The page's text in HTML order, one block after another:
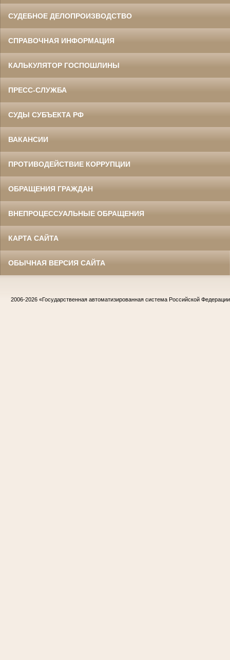
СУДЕБНОЕ ДЕЛОПРОИЗВОДСТВО
СПРАВОЧНАЯ ИНФОРМАЦИЯ
КАЛЬКУЛЯТОР ГОСПОШЛИНЫ
ПРЕСС-СЛУЖБА
СУДЫ СУБЪЕКТА РФ
ВАКАНСИИ
ПРОТИВОДЕЙСТВИЕ КОРРУПЦИИ
ОБРАЩЕНИЯ ГРАЖДАН
ВНЕПРОЦЕССУАЛЬНЫЕ ОБРАЩЕНИЯ
КАРТА САЙТА
ОБЫЧНАЯ ВЕРСИЯ САЙТА
2006-2026 «Государственная автоматизированная система Российской